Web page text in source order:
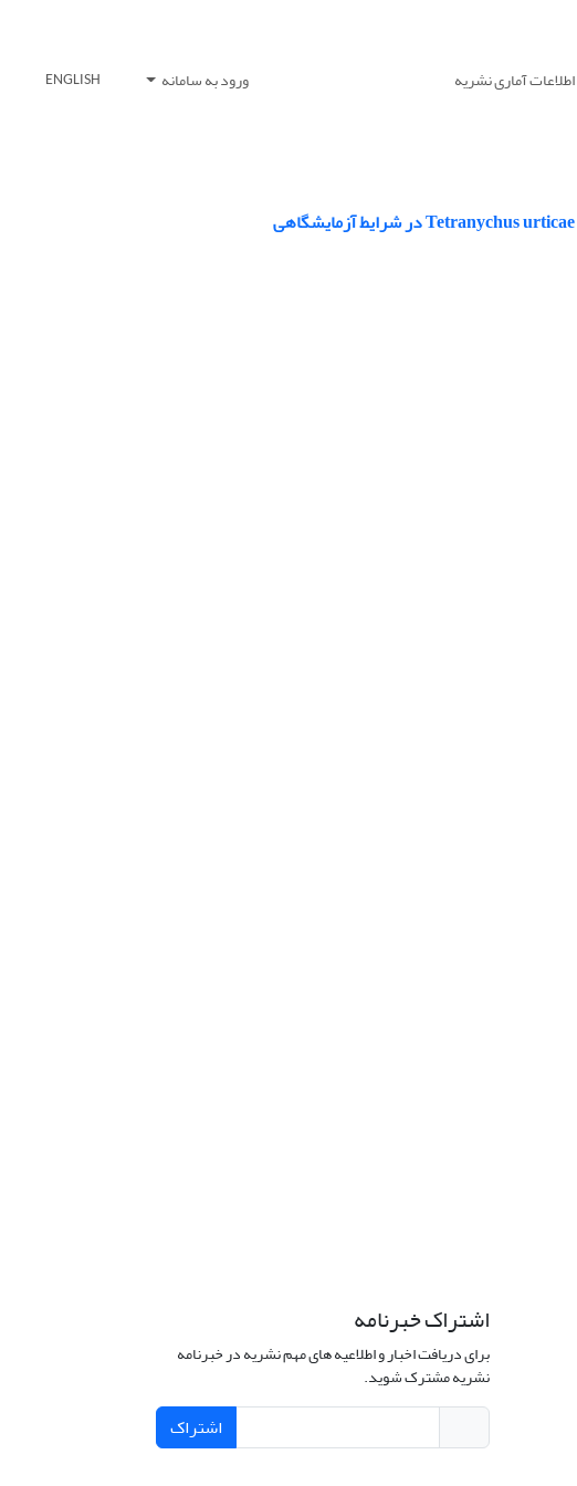
اطلاعات آماری نشریه ورود به سامانه ENGLISH
اشتراک خبرنامه
برای دریافت اخبار و اطلاعیه های مهم نشریه در خبرنامه
نشریه مشترک شوید.
اشتراک